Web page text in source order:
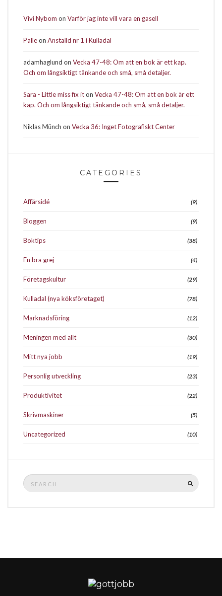
Vivi Nybom on Varför jag inte vill vara en gasell
Palleon Anställd nr 1 i Kulladal
adamhaglund on Vecka 47-48: Om att en bok är ett kap.
Och om långsiktigt tänkande och små, små detaljer.
Sara - Little miss fix iton Vecka 47-48: Om att en bok är ett
kap. Och om långsiktigt tänkande och små, små detaljer.
Niklas Münch on Vecka 36: Inget Fotografiskt Center
CATEGORIES
Affärsidé (9)
Bloggen (9)
Boktips (38)
En bra grej (4)
Företagskultur (29)
Kulladal (nya köksföretaget) (78)
Marknadsföring (12)
Meningen med allt (30)
Mitt nya jobb (19)
Personlig utveckling (23)
Produktivitet (22)
Skrivmaskiner (5)
Uncategorized (10)
Search
for: